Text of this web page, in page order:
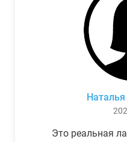
Это реальная